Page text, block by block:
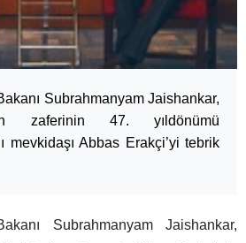
Subrahmanyam Jaishankar,
zaferinin 47. yıldönümü
mevkidaşı Abbas Erakçi’yi tebrik
Subrahmanyam Jaishankar,